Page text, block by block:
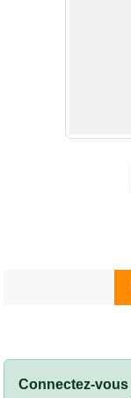
Connectez-vous